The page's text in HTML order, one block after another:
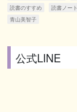
読書のすすめ
読書ノート
青山美智子
公式LINE